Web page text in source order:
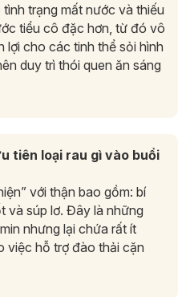
trạng mất nước và thiếu
tiểu cô đặc hơn, từ đó vô
lợi cho các tinh thể sỏi hình
duy trì thói quen ăn sáng
tiên loại rau gì vào buổi
với thận bao gồm: bí
và súp lơ. Đây là những
nhưng lại chứa rất ít
việc hỗ trợ đào thải cặn